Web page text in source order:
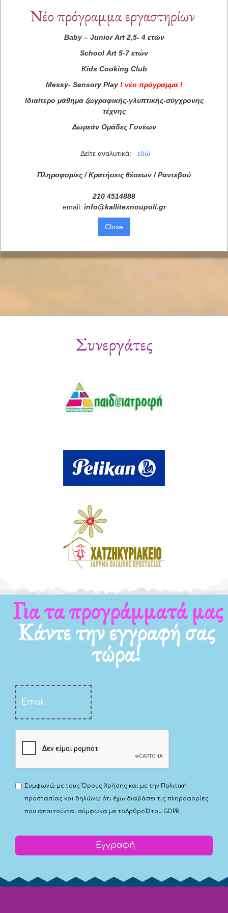
Συνεργάτες
Για τα προγράμματά μας
Κάντε την εγγραφή σας
τώρα!
Συμφωνώ με τουςΌρους Χρήσης και με την Πολιτική
προστασίας και δηλώνω ότι έχω διαβάσει τις πληροφορίες
που απαιτούνται σύμφωνα με τοΑρθρο13 του GDPR.
Εγγραφή
Νέο πρόγραμμα εργαστηρίων
Baby– Junior Art2,5- 4 ετών
School Art 5-7 ετών
Kids Cooking Club
Messy- Sensory Play ! νέο πρόγραμμα !
Ιδιαίτερο μάθημα ζωγραφικής-γλυπτικής-σύγχρονης
τέχνης
Δωρεάν Ομάδες Γονέων
Δείτε αναλυτικά: εδώ
Πληροφορίες / Κρατήσεις θέσεων / Ραντεβού
210 4514888
email: info@kallitexnoupoli.gr
Close